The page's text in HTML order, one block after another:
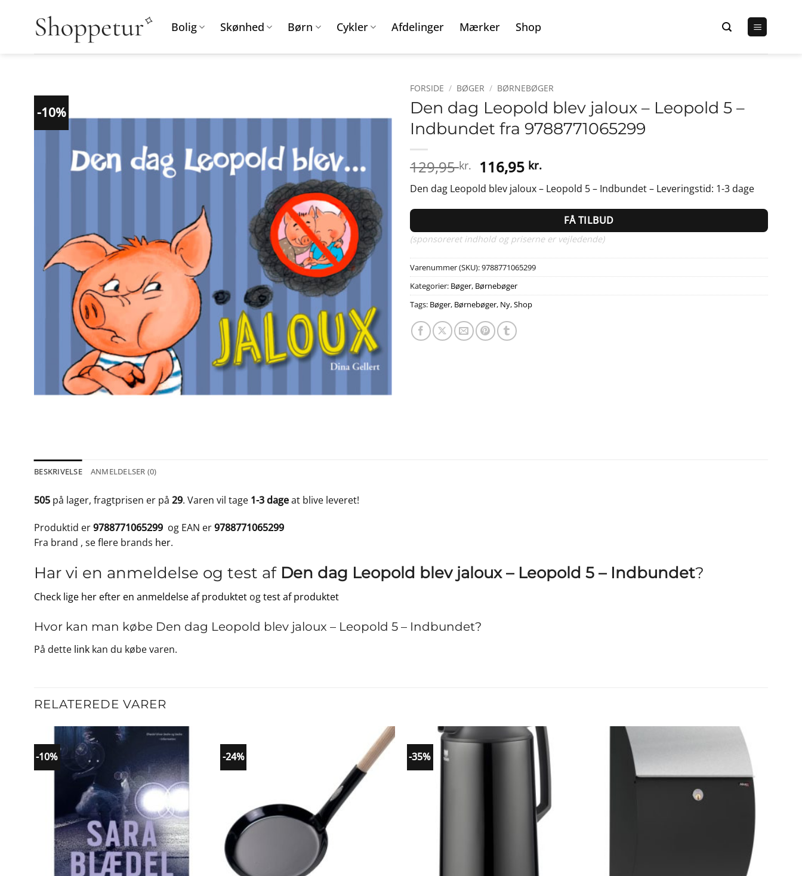
Bolig Skønhed Børn Cykler Afdelinger Mærker Shop
-10%
FORSIDE / BØGER / BØRNEBØGER
Den dag Leopold blev jaloux – Leopold 5 –
Indbundet fra 9788771065299
129,95kr. Den
oprindelige
pris
var:
116,95 kr.Den
aktuelle
pris
er:
116,95 kr..
Den dag Leopold blev jaloux – Leopold 5 – Indbundet – Leveringstid: 1-3 dage
FÅ TILBUD
(sponsoreret indhold og priserne er vejledende)
Varenummer (SKU):9788771065299
Kategorier: Bøger, Børnebøger
Tags: Bøger, Børnebøger, Ny,Shop
BESKRIVELSE ANMELDELSER (0)
505 på lager, fragtprisen er på 29. Varen vil tage 1-3 dageat blive leveret!
Produktid er9788771065299 og EAN er9788771065299
Fra brand , se flere brands her.
Har vi en anmeldelse og test af Den dag Leopold blev jaloux – Leopold 5 – Indbundet?
Check lige her efter en anmeldelse af produktet ogtest af produktet
Hvor kan man købe Den dag Leopold blev jaloux – Leopold 5 – Indbundet?
På dette link kan du købe varen.
RELATEREDE VARER
-10% -24% -35%